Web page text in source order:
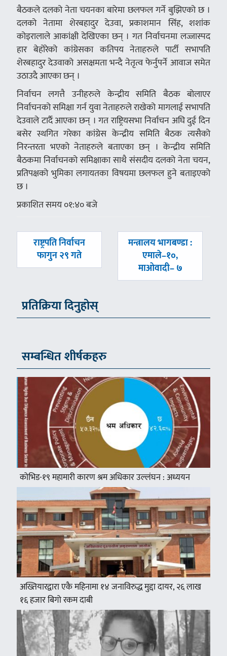
बैठकले दलको नेता चयनका बारेमा छलफल गर्ने बुझिएको छ ।
दलको नेतामा शेरबहादुर देउवा, प्रकाशमान सिंह, शशांक
कोइरालाले आकांक्षी देखिएका छन् । गत निर्वाचनमा लज्जास्पद
हार बेहोरेको कांग्रेसका कतिपय नेताहरुले पार्टी सभापति
शेरबहादुर देउवाको असक्षमता भन्दै नेतृत्व फेर्नुपर्ने आवाज समेत
उठाउदै आएका छन् ।
निर्वाचन लगत्तै उनीहरुले केन्द्रीय समिति बैठक बोलाएर
निर्वाचनको समिक्षा गर्न युवा नेताहरुले राखेको मागलाई सभापति
देउवाले टार्दै आएका छन् । गत राष्ट्रियसभा निर्वाचन अघि दुई दिन
बसेर स्थगित गरेका कांग्रेस केन्द्रीय समिति बैठक त्यसैको
निरन्तरता भएको नेताहरुले बताएका छन् । केन्द्रीय समिति
बैठकमा निर्वाचनको समिक्षाका साथै संसदीय दलको नेता चयन,
प्रतिपक्षको भुमिका लगायतका विषयमा छलफल हुने बताइएको
छ ।
प्रकाशित समय ०१:४० बजे
पछिल्लाे
राष्ट्रपति निर्वाचन
फागुन २९ गते
अघिल्लाे
मन्त्रालय भागबण्डा :
एमाले–१०,
माओवादी– ७
प्रतिक्रिया दिनुहोस्
सम्बन्धित शीर्षकहरु
कोभिड-१९ महामारी कारण श्रम अधिकार उल्लंघन : अध्ययन
अख्तियारद्वारा एकै महिनामा १४ जनाविरुद्ध मुद्दा दायर, २६ लाख
१६ हजार बिगो रकम दाबी